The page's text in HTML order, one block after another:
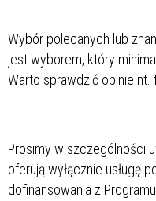
Wybór polecanych lub
jest wyborem, który
Warto sprawdzić opinie
Prosimy w szczególności
oferują wyłącznie usługę
dofinansowania z